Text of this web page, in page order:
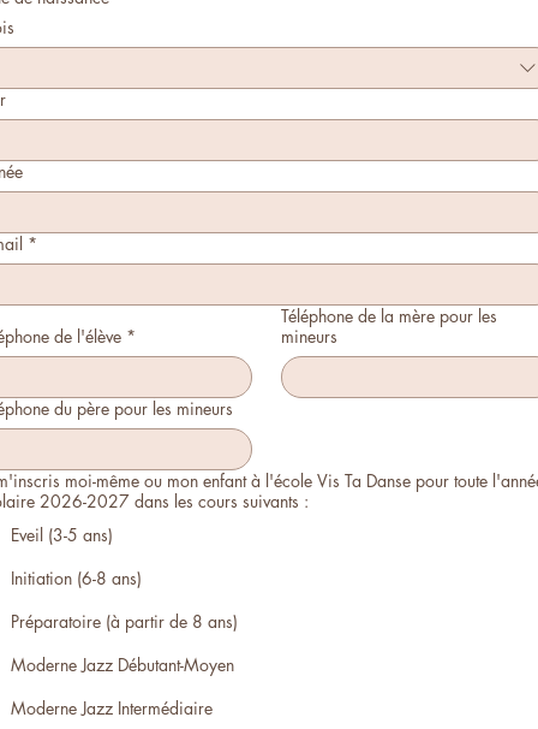
*
de l'élève *
Téléphone de la mère pour les
mineurs
Téléphone du père pour les mineurs
moi-même ou mon enfant à l'école Vis Ta Danse pour toute
2026-2027 dans les cours suivants :
Eveil (3-5 ans)
Initiation (6-8 ans)
Préparatoire (à partir de 8 ans)
Moderne Jazz Débutant-Moyen
Moderne Jazz Intermédiaire